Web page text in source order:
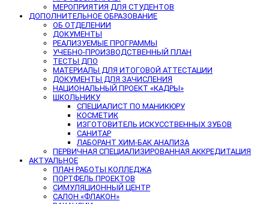
МЕРОПРИЯТИЯ ДЛЯ СТУДЕНТОВ
ДОПОЛНИТЕЛЬНОЕ ОБРАЗОВАНИЕ
ОБ ОТДЕЛЕНИИ
ДОКУМЕНТЫ
РЕАЛИЗУЕМЫЕ ПРОГРАММЫ
УЧЕБНО-ПРОИЗВОДСТВЕННЫЙ ПЛАН
ТЕСТЫ ДПО
МАТЕРИАЛЫ ДЛЯ ИТОГОВОЙ АТТЕСТАЦИИ
ДОКУМЕНТЫ ДЛЯ ЗАЧИСЛЕНИЯ
НАЦИОНАЛЬНЫЙ ПРОЕКТ «КАДРЫ»
ШКОЛЬНИКУ
СПЕЦИАЛИСТ ПО МАНИКЮРУ
КОСМЕТИК
ИЗГОТОВИТЕЛЬ ИСКУССТВЕННЫХ ЗУБОВ
САНИТАР
ЛАБОРАНТ ХИМ-БАК АНАЛИЗА
ПЕРВИЧНАЯ СПЕЦИАЛИЗИРОВАННАЯ АККРЕДИТАЦИЯ
АКТУАЛЬНОЕ
ПЛАН РАБОТЫ КОЛЛЕДЖА
ПОРТФЕЛЬ ПРОЕКТОВ
СИМУЛЯЦИОННЫЙ ЦЕНТР
САЛОН «ФЛАКОН»